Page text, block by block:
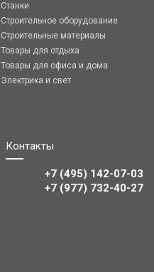
Станки
Строительное оборудование
Строительные материалы
Товары для отдыха
Товары для офиса и дома
Электрика и свет
Контакты
+7 (495) 142-07-03
‎‎+7 (977) 732-40-27